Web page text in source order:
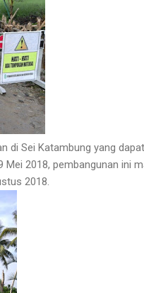
di Sei Katambung yang
Mei 2018, pembangunan ini
2018.